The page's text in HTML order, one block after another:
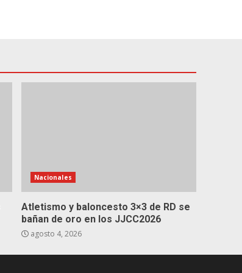
Nacionales
Atletismo y baloncesto 3×3 de RD se
bañan de oro en los JJCC2026
agosto 4, 2026